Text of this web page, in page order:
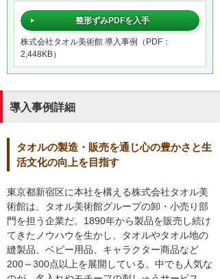
整形ずみPDFを入手
株式会社タオル美術館 導入事例（PDF：
2,448KB）
導入事例詳細
タオルの製造・販売を通じ心の豊かさと生
活文化の向上を目指す
東京都新宿区に本社を構える株式会社タオル美
術館は、タオル美術館グループの卸・小売り部
門を担う企業だ。1890年から製品を販売し続け
てきたノウハウを生かし、タオルやタオル地の
縫製品、ベビー用品、キャラクター商品など
200～300点以上を展開している。中でも人気な